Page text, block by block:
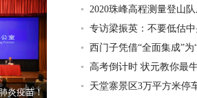
炎疫苗！
2020珠峰高程测量登山
专访梁振英：不要低估
西门子凭借“全面集成”
高考倒计时 状元教你最
天堂寨景区3万平方米停